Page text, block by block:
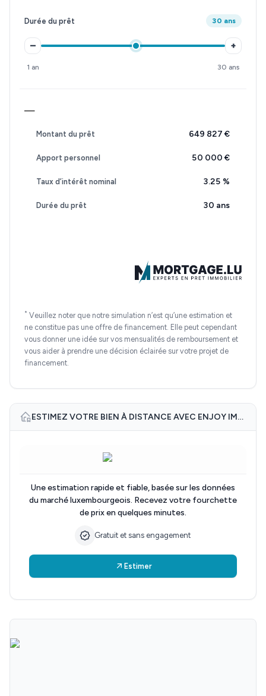
Durée du prêt 30 ans
– +
1 an 30 ans
—
Montant du prêt 649 827 €
Apport personnel 50 000 €
Taux d’intérêt nominal 3.25 %
Durée du prêt 30 ans
* Veuillez noter que notre simulation n’est qu’une estimation et
ne constitue pas une offre de financement. Elle peut cependant
vous donner une idée sur vos mensualités de remboursement et
vous aider à prendre une décision éclairée sur votre projet de
financement.
ESTIMEZ VOTRE BIEN À DISTANCE AVEC ENJOY IMMO
Une estimation rapide et fiable, basée sur les données
du marché luxembourgeois. Recevez votre fourchette
de prix en quelques minutes.
Gratuit et sans engagement
Estimer